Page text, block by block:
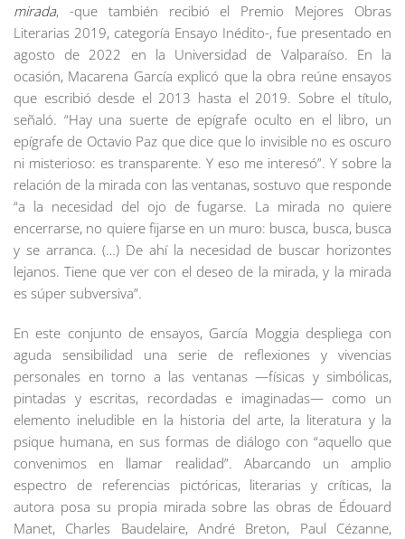
mirada, -que también recibió el Premio Mejores Obras
Literarias 2019, categoría Ensayo Inédito-, fue presentado en
agosto de 2022 en la Universidad de Valparaíso. En la
ocasión, Macarena García explicó que la obra reúne ensayos
que escribió desde el 2013 hasta el 2019. Sobre el título,
señaló. “Hay una suerte de epígrafe oculto en el libro, un
epígrafe de Octavio Paz que dice que lo invisible no es oscuro
ni misterioso: es transparente. Y eso me interesó”. Y sobre la
relación de la mirada con las ventanas, sostuvo que responde
“a la necesidad del ojo de fugarse. La mirada no quiere
encerrarse, no quiere fijarse en un muro: busca, busca, busca
y se arranca. (…) De ahí la necesidad de buscar horizontes
lejanos. Tiene que ver con el deseo de la mirada, y la mirada
es súper subversiva”.
En este conjunto de ensayos, García Moggia despliega con
aguda sensibilidad una serie de reflexiones y vivencias
personales en torno a las ventanas —físicas y simbólicas,
pintadas y escritas, recordadas e imaginadas— como un
elemento ineludible en la historia del arte, la literatura y la
psique humana, en sus formas de diálogo con “aquello que
convenimos en llamar realidad”. Abarcando un amplio
espectro de referencias pictóricas, literarias y críticas, la
autora posa su propia mirada sobre las obras de Édouard
Manet, Charles Baudelaire, André Breton, Paul Cézanne,